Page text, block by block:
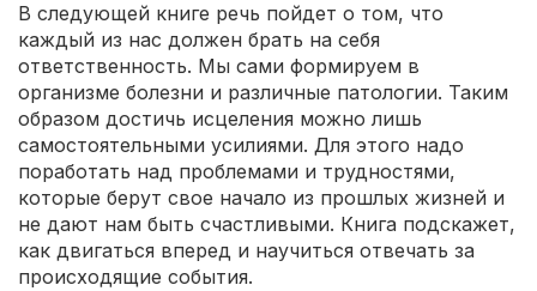
В следующей книге речь пойдет о том, что
каждый из нас должен брать на себя
ответственность. Мы сами формируем в
организме болезни и различные патологии. Таким
образом достичь исцеления можно лишь
самостоятельными усилиями. Для этого надо
поработать над проблемами и трудностями,
которые берут свое начало из прошлых жизней и
не дают нам быть счастливыми. Книга подскажет,
как двигаться вперед и научиться отвечать за
происходящие события.